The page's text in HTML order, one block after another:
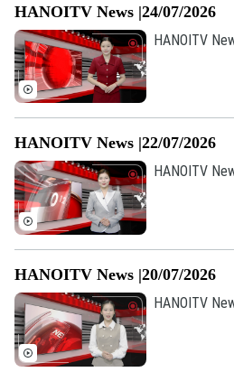
Theo dõi Hà Nội On
HANOITV News |24/07/2026
HANOITV
HANOITV News |22/07/2026
HANOITV
HANOITV News |20/07/2026
HANOITV